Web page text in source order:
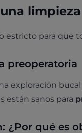
estricto para que
preoperatoria
exploración
están sanos para
¿Por qué es